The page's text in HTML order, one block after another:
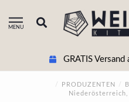
MENU
GRATIS
/ PRODUZENTEN /